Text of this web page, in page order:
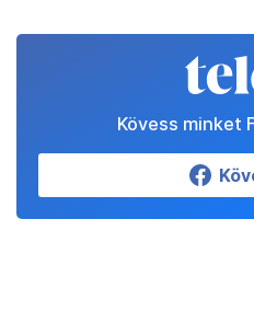
Kövess minket